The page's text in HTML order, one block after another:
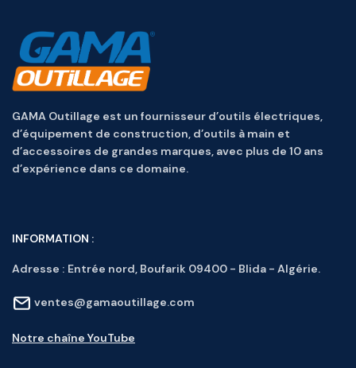
GAMA Outillage est un fournisseur d’outils électriques,
d’équipement de construction, d’outils à main et
d’accessoires de grandes marques, avec plus de 10 ans
d’expérience dans ce domaine.
INFORMATION :
Adresse : Entrée nord, Boufarik 09400 - Blida - Algérie.
ventes@gamaoutillage.com
Notre chaîne YouTube